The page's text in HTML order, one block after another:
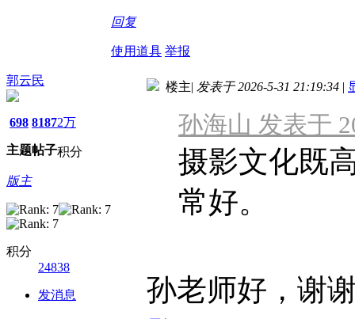
回复
使用道具 举报
郭云民
698
主题
8187
帖子
2万
积分
版主
积分
24838
发消息
楼主| 发表于 2026-5-31 21:19:34 |
孙海山 发表于
摄影文化既
常好。
孙老师好，谢